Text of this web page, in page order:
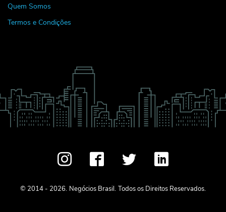
Quem Somos
Termos e Condições
© 2014 - 2026. Negócios Brasil. Todos os Direitos Reservados.